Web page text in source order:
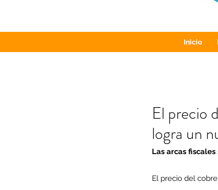
Inicio
El precio
logra un
Las arcas
El precio del